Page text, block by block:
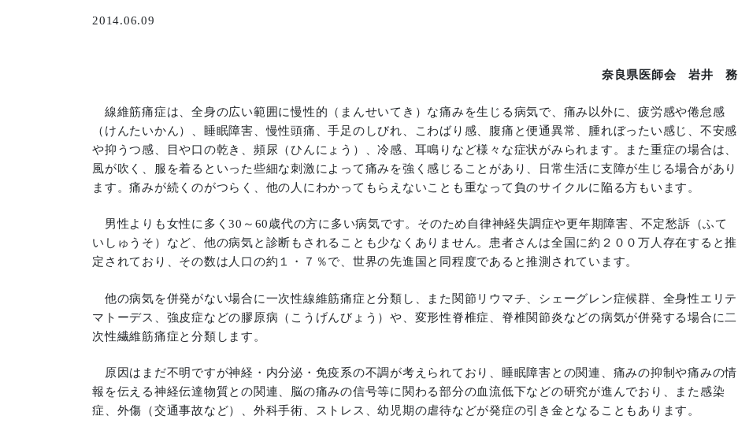
2014.06.09
奈良県医師会 岩井 務
線維筋痛症は、全身の広い範囲に慢性的（まんせいてき）な痛みを生じる病気で、痛み以外に、疲労感や倦怠感
（けんたいかん）、睡眠障害、慢性頭痛、手足のしびれ、こわばり感、腹痛と便通異常、腫れぼったい感じ、不安感
や抑うつ感、目や口の乾き、頻尿（ひんにょう）、冷感、耳鳴りなど様々な症状がみられます。また重症の場合は、
風が吹く、服を着るといった些細な刺激によって痛みを強く感じることがあり、日常生活に支障が生じる場合があり
ます。痛みが続くのがつらく、他の人にわかってもらえないことも重なって負のサイクルに陥る方もいます。
男性よりも女性に多く30～60歳代の方に多い病気です。そのため自律神経失調症や更年期障害、不定愁訴（ふて
いしゅうそ）など、他の病気と診断もされることも少なくありません。患者さんは全国に約２００万人存在すると推
定されており、その数は人口の約１・７％で、世界の先進国と同程度であると推測されています。
他の病気を併発がない場合に一次性線維筋痛症と分類し、また関節リウマチ、シェーグレン症候群、全身性エリテ
マトーデス、強皮症などの膠原病（こうげんびょう）や、変形性脊椎症、脊椎関節炎などの病気が併発する場合に二
次性繊維筋痛症と分類します。
原因はまだ不明ですが神経・内分泌・免疫系の不調が考えられており、睡眠障害との関連、痛みの抑制や痛みの情
報を伝える神経伝達物質との関連、脳の痛みの信号等に関わる部分の血流低下などの研究が進んでおり、また感染
症、外傷（交通事故など）、外科手術、ストレス、幼児期の虐待などが発症の引き金となることもあります。